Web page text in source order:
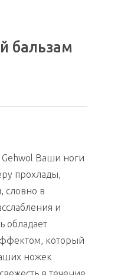
бальзам
Gehwol Ваши ноги
прохлады,
словно в
и
обладает
который
ножек